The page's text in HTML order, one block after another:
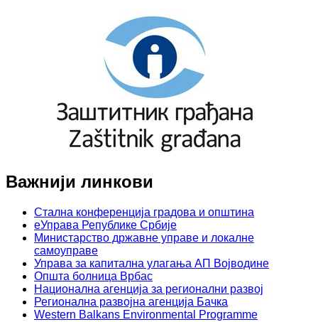
Важнији линкови
Стална конференција градова и општина
еУправа Републике Србије
Министарство државне управе и локалне
самоуправе
Управа за капитална улагања АП Војводине
Општа болница Врбас
Национална агенција за регионални развој
Регионална развојна агенција Бачка
Western Balkans Environmental Programme